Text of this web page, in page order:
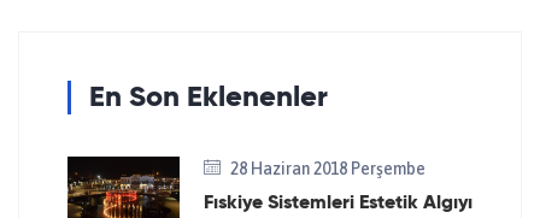
En Son Eklenenler
28 Haziran 2018 Perşembe
Fıskiye Sistemleri Estetik Algıyı